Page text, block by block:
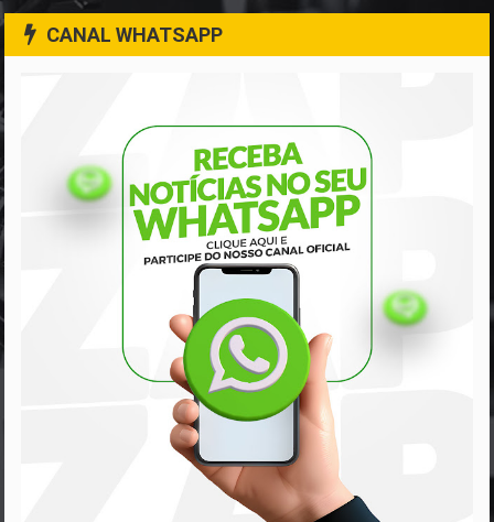
CANAL WHATSAPP